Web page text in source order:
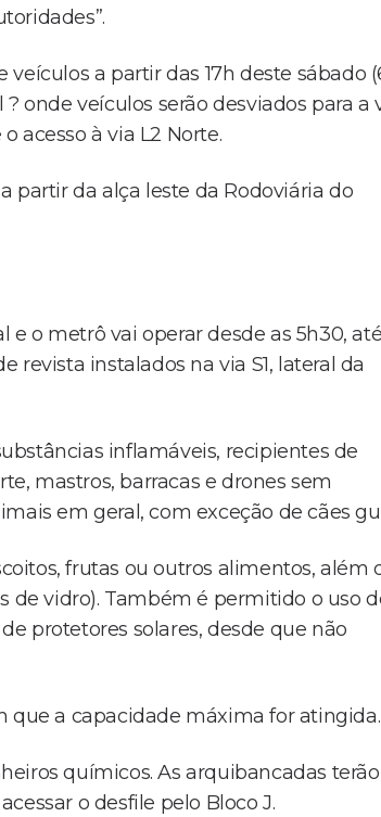
a partir das 17h deste sábado
onde veículos serão desviados para a
acesso à via L2 Norte.
partir da alça leste da Rodoviária do
o metrô vai operar desde as 5h30, até
revista instalados na via S1, lateral da
inflamáveis, recipientes de
mastros, barracas e drones sem
em geral, com exceção de cães
frutas ou outros alimentos, além
de vidro). Também é permitido o uso
protetores solares, desde que não
que a capacidade máxima for atingida.
químicos. As arquibancadas terão
o desfile pelo Bloco J.